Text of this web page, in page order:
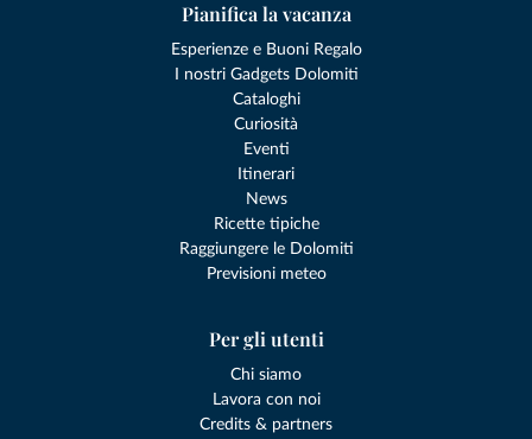
Pianifica la vacanza
Esperienze e Buoni Regalo
I nostri Gadgets Dolomiti
Cataloghi
Curiosità
Eventi
Itinerari
News
Ricette tipiche
Raggiungere le Dolomiti
Previsioni meteo
Per gli utenti
Chi siamo
Lavora con noi
Credits & partners